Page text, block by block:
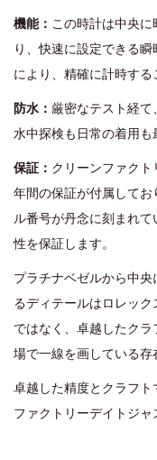
機能： この時計は中央
り、快速に設定できる
により、精確に計時する
防水： 厳密なテスト経て
水中探検も日常の着用も
保証： クリーンファク
年間の保証が付属して
ル番号が丹念に刻まれ
性を保証します。
プラチナベゼルから中
るディテールはロレッ
ではなく、卓越したク
場で一線を画している存
卓越した精度とクラフ
ファクトリーデイトジャ